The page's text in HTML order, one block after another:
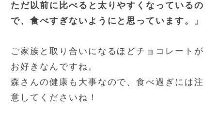
ただ以前に比べると太りやすくなっているの
で、食べすぎないようにと思っています。」
ご家族と取り合いになるほどチョコレートが
お好きなんですね。
森さんの健康も大事なので、食べ過ぎには注
意してくださいね！